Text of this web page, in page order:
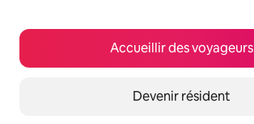
Accueillir des voyageurs
Devenir résident